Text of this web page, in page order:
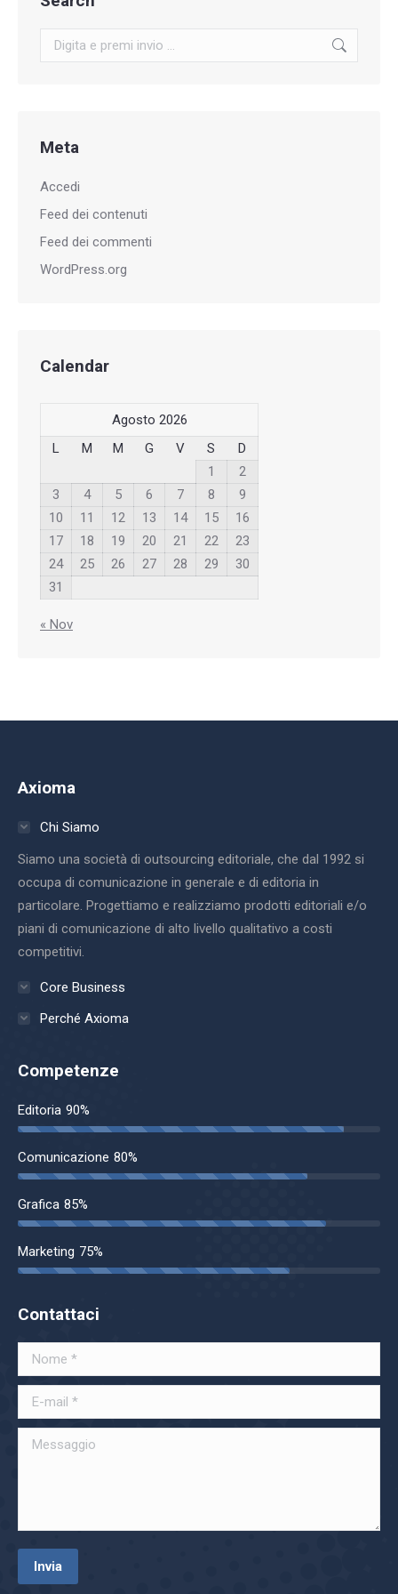
Cerca:
Meta
Accedi
Feed dei contenuti
Feed dei commenti
WordPress.org
Calendar
Agosto 2026
L
M M G V S
D
1
2
3
4 5 6 7 8
9
10
11 12 13 14 15
16
17
18 19 20 21 22
23
24
25 26 27 28 29
30
31
« Nov
Axioma
Chi Siamo
Siamo una società di outsourcing editoriale, che dal 1992 si
occupa di comunicazione in generale e di editoria in
particolare. Progettiamo e realizziamo prodotti editoriali e/o
piani di comunicazione di alto livello qualitativo a costi
competitivi.
Core Business
Perché Axioma
Competenze
Editoria 90%
Comunicazione 80%
Grafica 85%
Marketing 75%
Contattaci
Nome *
E-mail *
Messaggio
Invia